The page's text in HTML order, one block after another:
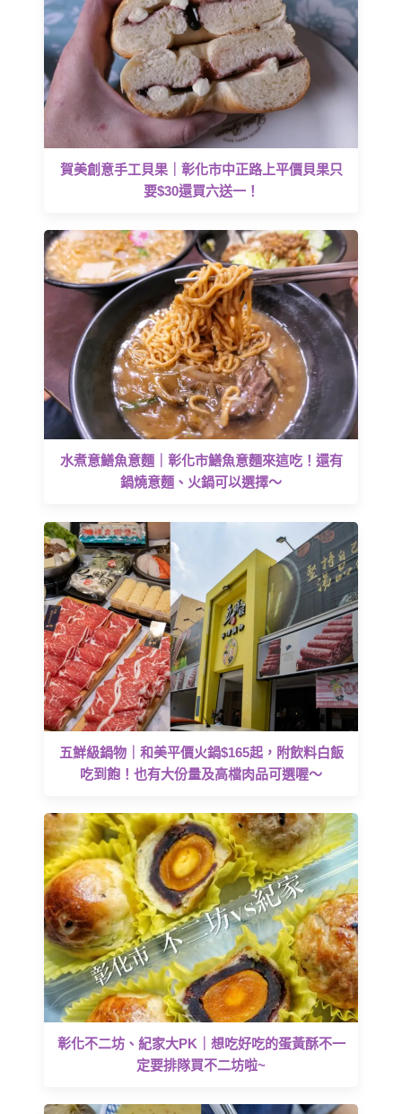
賀美創意手工貝果｜彰化市中正路上平價貝果只
要$30還買六送一！
水煮意鱔魚意麵｜彰化市鱔魚意麵來這吃！還有
鍋燒意麵、火鍋可以選擇～
五鮮級鍋物｜和美平價火鍋$165起，附飲料白飯
吃到飽！也有大份量及高檔肉品可選喔～
彰化不二坊、紀家大PK｜想吃好吃的蛋黃酥不一
定要排隊買不二坊啦~